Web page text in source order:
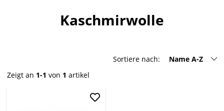
Kaschmirwolle
Sortiere nach:
Name A-Z
Zeigt an 1-1 von 1 artikel